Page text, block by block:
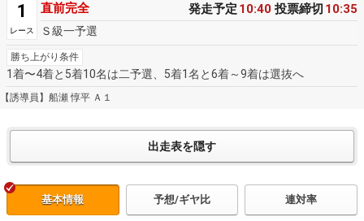
1
レース
直前完全 発走予定 10:40 投票締切 10:35
Ｓ級一予選
勝ち上がり条件
1着〜4着と5着10名は二予選、5着1名と6着～9着は選抜へ
【誘導員】船瀬 惇平 Ａ１
基本情報 予想/ギヤ比 連対率